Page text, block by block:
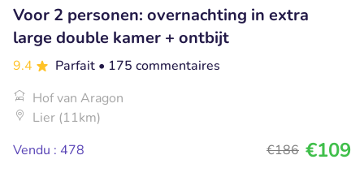
Voor 2 personen: overnachting in extra
large double kamer + ontbijt
9.4 Parfait • 175 commentaires
Hof van Aragon
Lier (11km)
Vendu : 478
€186 €109